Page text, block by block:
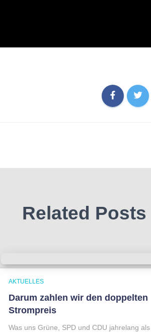
Related Posts
AKTUELLES
Darum zahlen wir den doppelten
Strompreis
Was uns Grüne, SPD und CDU jahrelang als